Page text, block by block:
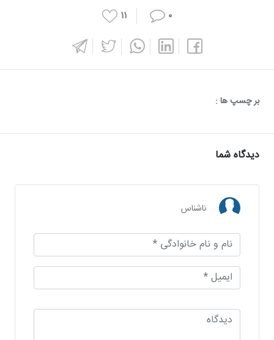
۰
۱۱
بر چسپ ها :
دیدگاه شما
ناشناس